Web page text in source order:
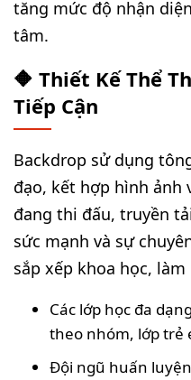
tăng mức độ nhận
tâm.
🔶 Thiết Kế Thể
Tiếp Cận
Backdrop sử dụng
đạo, kết hợp hình ảnh
đang thi đấu, truyền
sức mạnh và sự
sắp xếp khoa học,
Các lớp học đa
theo nhóm, lớp trẻ
Đội ngũ huấn